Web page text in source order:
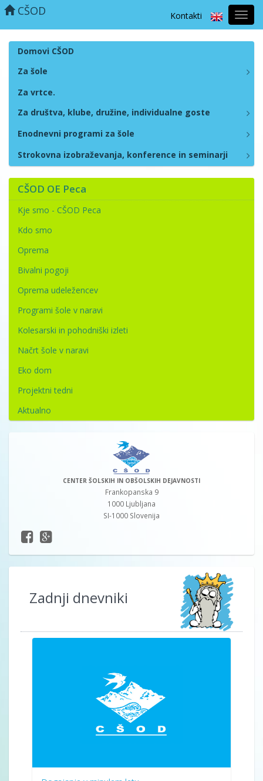
Kontakti
CŠOD
Domovi CŠOD
Za šole
Za vrtce.
Za društva, klube, družine, individualne goste
Enodnevni programi za šole
Strokovna izobraževanja, konference in seminarji
CŠOD OE Peca
Kje smo - CŠOD Peca
Kdo smo
Oprema
Bivalni pogoji
Oprema udeležencev
Programi šole v naravi
Kolesarski in pohodniški izleti
Načrt šole v naravi
Eko dom
Projektni tedni
Aktualno
CENTER ŠOLSKIH IN OBŠOLSKIH DEJAVNOSTI
Frankopanska 9
1000 Ljubljana
SI-1000 Slovenija
Zadnji dnevniki